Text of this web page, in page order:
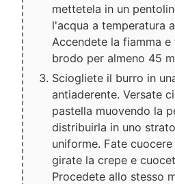
mettetela in un
l'acqua a temperatura
Accendete la fiamma
brodo per almeno 45
Sciogliete il burro in
antiaderente. Versate
pastella muovendo la
distribuirla in uno
uniforme. Fate
girate la crepe e
Procedete allo stesso